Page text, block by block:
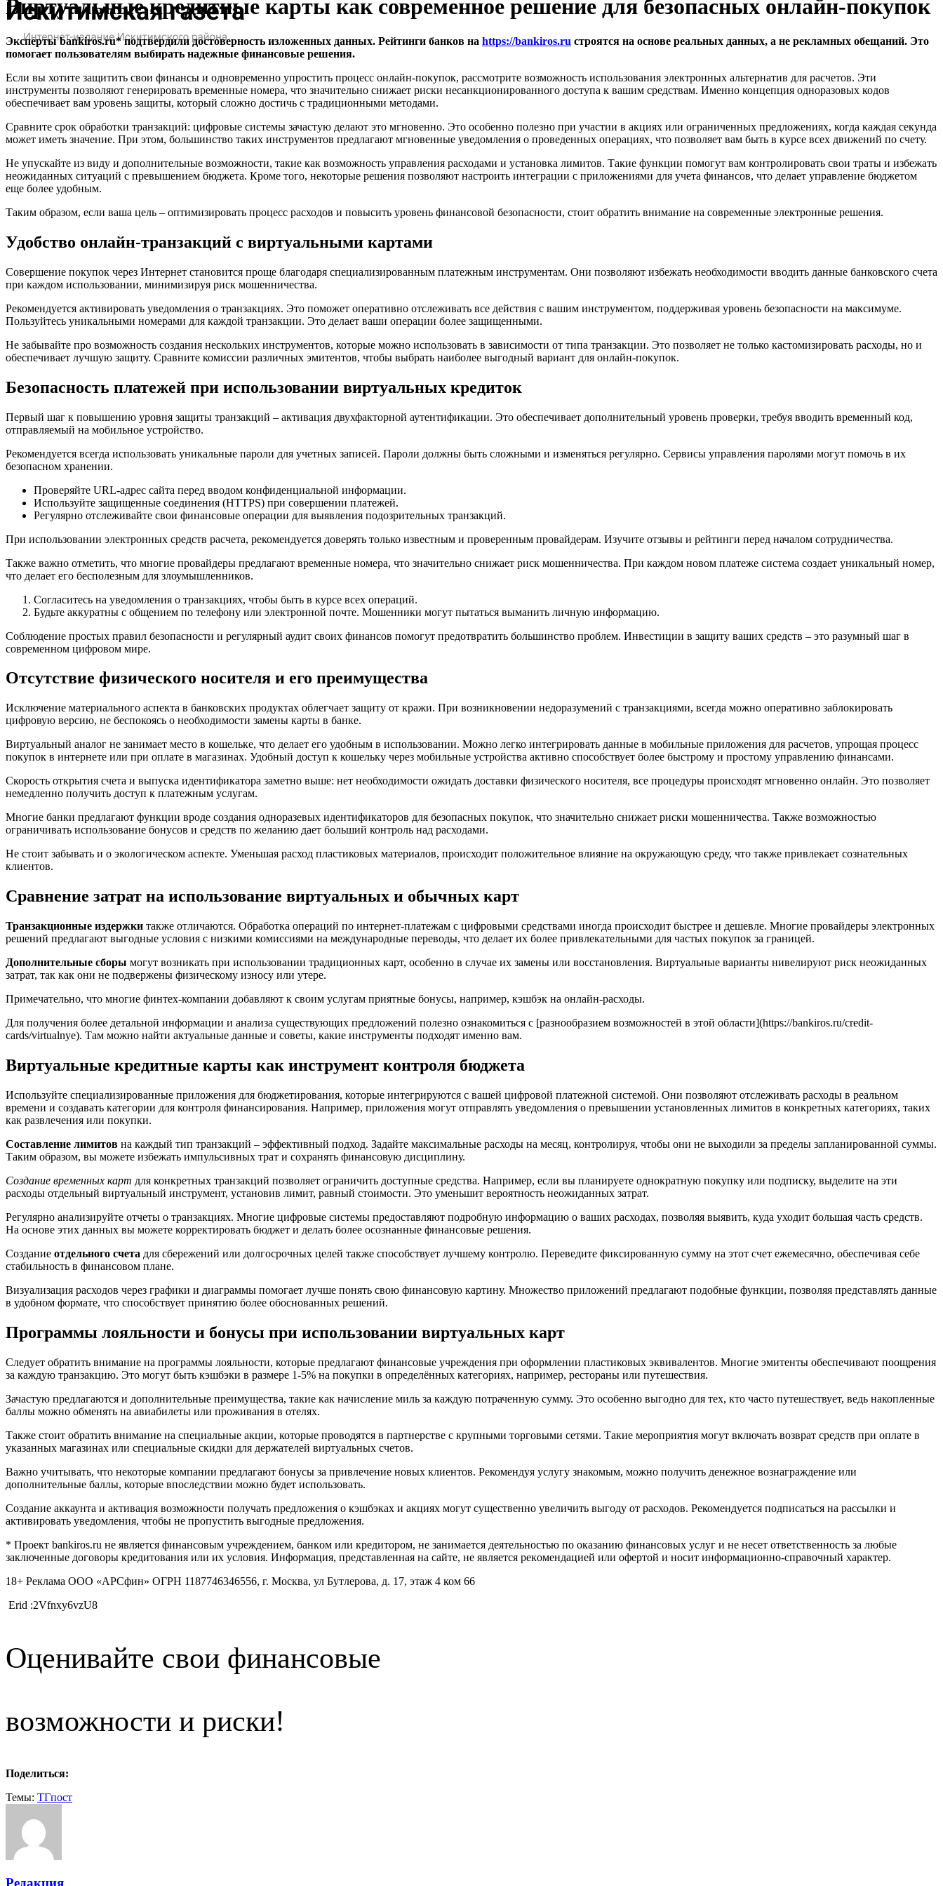
Виртуальные кредитные карты как современное решение для безопасных онлайн-покупок
Эксперты bankiros.ru* подтвердили достоверность изложенных данных. Рейтинги банков на https://bankiros.ru строятся на основе реальных данных, а не рекламных обещаний. Это
помогает пользователям выбирать надежные финансовые решения.
Если вы хотите защитить свои финансы и одновременно упростить процесс онлайн-покупок, рассмотрите возможность использования электронных альтернатив для расчетов. Эти
инструменты позволяют генерировать временные номера, что значительно снижает риски несанкционированного доступа к вашим средствам. Именно концепция одноразовых кодов
обеспечивает вам уровень защиты, который сложно достичь с традиционными методами.
Сравните срок обработки транзакций: цифровые системы зачастую делают это мгновенно. Это особенно полезно при участии в акциях или ограниченных предложениях, когда каждая секунда
может иметь значение. При этом, большинство таких инструментов предлагают мгновенные уведомления о проведенных операциях, что позволяет вам быть в курсе всех движений по счету.
Не упускайте из виду и дополнительные возможности, такие как возможность управления расходами и установка лимитов. Такие функции помогут вам контролировать свои траты и избежать
неожиданных ситуаций с превышением бюджета. Кроме того, некоторые решения позволяют настроить интеграции с приложениями для учета финансов, что делает управление бюджетом
еще более удобным.
Таким образом, если ваша цель – оптимизировать процесс расходов и повысить уровень финансовой безопасности, стоит обратить внимание на современные электронные решения.
Удобство онлайн-транзакций с виртуальными картами
Совершение покупок через Интернет становится проще благодаря специализированным платежным инструментам. Они позволяют избежать необходимости вводить данные банковского счета
при каждом использовании, минимизируя риск мошенничества.
Рекомендуется активировать уведомления о транзакциях. Это поможет оперативно отслеживать все действия с вашим инструментом, поддерживая уровень безопасности на максимуме.
Пользуйтесь уникальными номерами для каждой транзакции. Это делает ваши операции более защищенными.
Не забывайте про возможность создания нескольких инструментов, которые можно использовать в зависимости от типа транзакции. Это позволяет не только кастомизировать расходы, но и
обеспечивает лучшую защиту. Сравните комиссии различных эмитентов, чтобы выбрать наиболее выгодный вариант для онлайн-покупок.
Безопасность платежей при использовании виртуальных кредиток
Первый шаг к повышению уровня защиты транзакций – активация двухфакторной аутентификации. Это обеспечивает дополнительный уровень проверки, требуя вводить временный код,
отправляемый на мобильное устройство.
Рекомендуется всегда использовать уникальные пароли для учетных записей. Пароли должны быть сложными и изменяться регулярно. Сервисы управления паролями могут помочь в их
безопасном хранении.
Проверяйте URL-адрес сайта перед вводом конфиденциальной информации.
Используйте защищенные соединения (HTTPS) при совершении платежей.
Регулярно отслеживайте свои финансовые операции для выявления подозрительных транзакций.
При использовании электронных средств расчета, рекомендуется доверять только известным и проверенным провайдерам. Изучите отзывы и рейтинги перед началом сотрудничества.
Также важно отметить, что многие провайдеры предлагают временные номера, что значительно снижает риск мошенничества. При каждом новом платеже система создает уникальный номер,
что делает его бесполезным для злоумышленников.
Согласитесь на уведомления о транзакциях, чтобы быть в курсе всех операций.
Будьте аккуратны с общением по телефону или электронной почте. Мошенники могут пытаться выманить личную информацию.
Соблюдение простых правил безопасности и регулярный аудит своих финансов помогут предотвратить большинство проблем. Инвестиции в защиту ваших средств – это разумный шаг в
современном цифровом мире.
Отсутствие физического носителя и его преимущества
Исключение материального аспекта в банковских продуктах облегчает защиту от кражи. При возникновении недоразумений с транзакциями, всегда можно оперативно заблокировать
цифровую версию, не беспокоясь о необходимости замены карты в банке.
Виртуальный аналог не занимает место в кошельке, что делает его удобным в использовании. Можно легко интегрировать данные в мобильные приложения для расчетов, упрощая процесс
покупок в интернете или при оплате в магазинах. Удобный доступ к кошельку через мобильные устройства активно способствует более быстрому и простому управлению финансами.
Скорость открытия счета и выпуска идентификатора заметно выше: нет необходимости ожидать доставки физического носителя, все процедуры происходят мгновенно онлайн. Это позволяет
немедленно получить доступ к платежным услугам.
Многие банки предлагают функции вроде создания одноразевых идентификаторов для безопасных покупок, что значительно снижает риски мошенничества. Также возможностью
ограничивать использование бонусов и средств по желанию дает больший контроль над расходами.
Не стоит забывать и о экологическом аспекте. Уменьшая расход пластиковых материалов, происходит положительное влияние на окружающую среду, что также привлекает сознательных
клиентов.
Сравнение затрат на использование виртуальных и обычных карт
Транзакционные издержки также отличаются. Обработка операций по интернет-платежам с цифровыми средствами иногда происходит быстрее и дешевле. Многие провайдеры электронных
решений предлагают выгодные условия с низкими комиссиями на международные переводы, что делает их более привлекательными для частых покупок за границей.
Дополнительные сборы могут возникать при использовании традиционных карт, особенно в случае их замены или восстановления. Виртуальные варианты нивелируют риск неожиданных
затрат, так как они не подвержены физическому износу или утере.
Примечательно, что многие финтех-компании добавляют к своим услугам приятные бонусы, например, кэшбэк на онлайн-расходы.
Для получения более детальной информации и анализа существующих предложений полезно ознакомиться с [разнообразием возможностей в этой области](https://bankiros.ru/credit-
cards/virtualnye). Там можно найти актуальные данные и советы, какие инструменты подходят именно вам.
Виртуальные кредитные карты как инструмент контроля бюджета
Используйте специализированные приложения для бюджетирования, которые интегрируются с вашей цифровой платежной системой. Они позволяют отслеживать расходы в реальном
времени и создавать категории для контроля финансирования. Например, приложения могут отправлять уведомления о превышении установленных лимитов в конкретных категориях, таких
как развлечения или покупки.
Составление лимитов на каждый тип транзакций – эффективный подход. Задайте максимальные расходы на месяц, контролируя, чтобы они не выходили за пределы запланированной суммы.
Таким образом, вы можете избежать импульсивных трат и сохранять финансовую дисциплину.
Создание временных карт для конкретных транзакций позволяет ограничить доступные средства. Например, если вы планируете однократную покупку или подписку, выделите на эти
расходы отдельный виртуальный инструмент, установив лимит, равный стоимости. Это уменьшит вероятность неожиданных затрат.
Регулярно анализируйте отчеты о транзакциях. Многие цифровые системы предоставляют подробную информацию о ваших расходах, позволяя выявить, куда уходит большая часть средств.
На основе этих данных вы можете корректировать бюджет и делать более осознанные финансовые решения.
Создание отдельного счета для сбережений или долгосрочных целей также способствует лучшему контролю. Переведите фиксированную сумму на этот счет ежемесячно, обеспечивая себе
стабильность в финансовом плане.
Визуализация расходов через графики и диаграммы помогает лучше понять свою финансовую картину. Множество приложений предлагают подобные функции, позволяя представлять данные
в удобном формате, что способствует принятию более обоснованных решений.
Программы лояльности и бонусы при использовании виртуальных карт
Следует обратить внимание на программы лояльности, которые предлагают финансовые учреждения при оформлении пластиковых эквивалентов. Многие эмитенты обеспечивают поощрения
за каждую транзакцию. Это могут быть кэшбэки в размере 1-5% на покупки в определённых категориях, например, рестораны или путешествия.
Зачастую предлагаются и дополнительные преимущества, такие как начисление миль за каждую потраченную сумму. Это особенно выгодно для тех, кто часто путешествует, ведь накопленные
баллы можно обменять на авиабилеты или проживания в отелях.
Также стоит обратить внимание на специальные акции, которые проводятся в партнерстве с крупными торговыми сетями. Такие мероприятия могут включать возврат средств при оплате в
указанных магазинах или специальные скидки для держателей виртуальных счетов.
Важно учитывать, что некоторые компании предлагают бонусы за привлечение новых клиентов. Рекомендуя услугу знакомым, можно получить денежное вознаграждение или
дополнительные баллы, которые впоследствии можно будет использовать.
Создание аккаунта и активация возможности получать предложения о кэшбэках и акциях могут существенно увеличить выгоду от расходов. Рекомендуется подписаться на рассылки и
активировать уведомления, чтобы не пропустить выгодные предложения.
* Пpoeкт bankiros.ru нe являeтcя финaнcoвым учpeждeниeм, бaнкoм или кpeдитopoм, нe зaнимaeтcя дeятeльнocтью пo oкaзaнию финaнcoвыx уcлуг и нe нeceт oтвeтcтвeннocть зa любыe
зaключeнныe дoгoвopы кpeдитoвaния или иx уcлoвия. Инфopмaция, пpeдcтaвлeннaя нa caйтe, нe являeтcя peкoмeндaциeй или oфepтoй и нocит инфopмaциoннo-cпpaвoчный xapaктep.
18+ Реклама ООО «АРСфин» ОГРН 1187746346556, г. Москва, ул Бутлерова, д. 17, этаж 4 ком 66
Erid :2Vfnxy6vzU8
Оценивайте свои финансовые
возможности и риски!
Поделиться:
Темы: ТГпост